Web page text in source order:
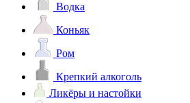
Водка
Коньяк
Ром
Крепкий алкоголь
Ликёры и настойки